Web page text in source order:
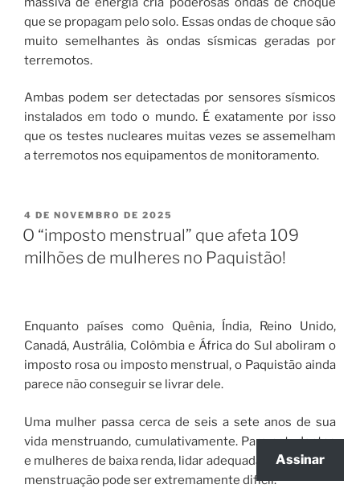
que se propagam pelo solo. Essas ondas de choque são
muito semelhantes às ondas sísmicas geradas por
terremotos.
Ambas podem ser detectadas por sensores sísmicos
instalados em todo o mundo. É exatamente por isso
que os testes nucleares muitas vezes se assemelham
a terremotos nos equipamentos de monitoramento.
4 DE NOVEMBRO DE 2025
O “imposto menstrual” que afeta 109
milhões de mulheres no Paquistão!
Enquanto países como Quênia, Índia, Reino Unido,
Canadá, Austrália, Colômbia e África do Sul aboliram o
imposto rosa ou imposto menstrual, o Paquistão ainda
parece não conseguir se livrar dele.
Uma mulher passa cerca de seis a sete anos de sua
vida menstruando, cumulativamente. Para estudantes
e mulheres de baixa renda, lidar adequadamente com a
menstruação pode ser extremamente difícil.
Assinar